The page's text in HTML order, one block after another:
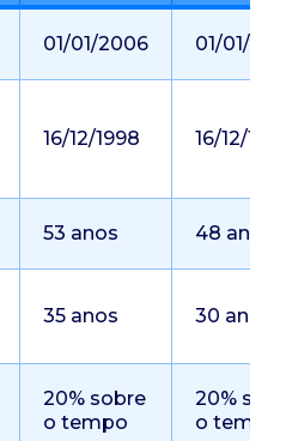
01/01/2006 01/01/
16/12/1998 16/12/
53 anos 48 anos
35 anos 30 anos
20% sobre
o tempo
20%
o tempo